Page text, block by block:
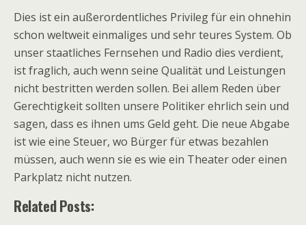
Dies ist ein außerordentliches Privileg für ein ohnehin
schon weltweit einmaliges und sehr teures System. Ob
unser staatliches Fernsehen und Radio dies verdient,
ist fraglich, auch wenn seine Qualität und Leistungen
nicht bestritten werden sollen. Bei allem Reden über
Gerechtigkeit sollten unsere Politiker ehrlich sein und
sagen, dass es ihnen ums Geld geht. Die neue Abgabe
ist wie eine Steuer, wo Bürger für etwas bezahlen
müssen, auch wenn sie es wie ein Theater oder einen
Parkplatz nicht nutzen.
Related Posts: